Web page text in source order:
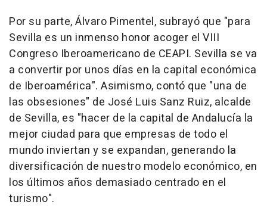
Por su parte, Álvaro Pimentel, subrayó que "para
Sevilla es un inmenso honor acoger el VIII
Congreso Iberoamericano de CEAPI. Sevilla se va
a convertir por unos días en la capital económica
de Iberoamérica". Asimismo, contó que "una de
las obsesiones" de José Luis Sanz Ruiz, alcalde
de Sevilla, es "hacer de la capital de Andalucía la
mejor ciudad para que empresas de todo el
mundo inviertan y se expandan, generando la
diversificación de nuestro modelo económico, en
los últimos años demasiado centrado en el
turismo".